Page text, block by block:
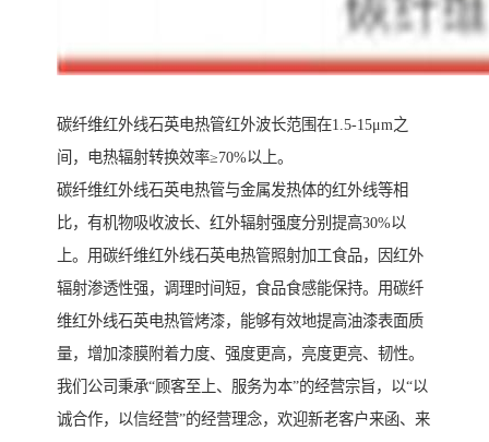
碳纤维红外线石英电热管红外波长范围在1.5-15μm之
间，电热辐射转换效率≥70%以上。
碳纤维红外线石英电热管与金属发热体的红外线等相
比，有机物吸收波长、红外辐射强度分别提高30%以
上。用碳纤维红外线石英电热管照射加工食品，因红外
辐射渗透性强，调理时间短，食品食感能保持。用碳纤
维红外线石英电热管烤漆，能够有效地提高油漆表面质
量，增加漆膜附着力度、强度更高，亮度更亮、韧性。
我们公司秉承“顾客至上、服务为本”的经营宗旨，以“以
诚合作，以信经营”的经营理念，欢迎新老客户来函、来